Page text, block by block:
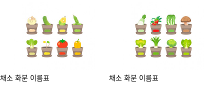
#자연물 #꽃 #식물 #작물 #봄 #봄행사 #식
목일행사 #봄도안 #봄활동 #식목일도안 #식
목일활동 #원예활동 #텃밭활동 #이름표 #텃
밭이름표 #식목일이름표 #화분이름표 #야채
이름표 #채소이름표
#자연물 #꽃 #식물 #작물 #봄 #봄행사 #식
목일행사 #봄도안 #봄활동 #식목일도안 #식
목일활동 #원예활동 #텃밭활동 #이름표 #텃
밭이름표 #식목일이름표 #화분이름표 #야채
이름표 #채소이름표
채소 화분 이름표 채소 화분 이름표